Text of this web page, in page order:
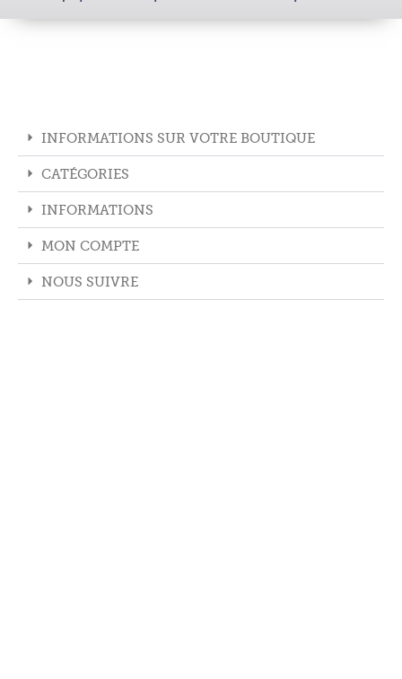
INFORMATIONS SUR VOTRE BOUTIQUE
CATÉGORIES
INFORMATIONS
MON COMPTE
NOUS SUIVRE